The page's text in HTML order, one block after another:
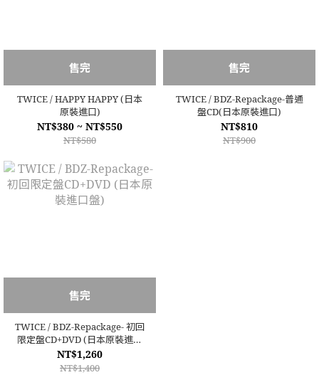
售完
TWICE / HAPPY HAPPY (日本
原裝進口)
NT$380 ~ NT$550
NT$580
售完
TWICE / BDZ-Repackage-普通
盤CD(日本原裝進口)
NT$810
NT$900
售完
TWICE / BDZ-Repackage- 初回
限定盤CD+DVD (日本原裝進口
盤)
NT$1,260
NT$1,400